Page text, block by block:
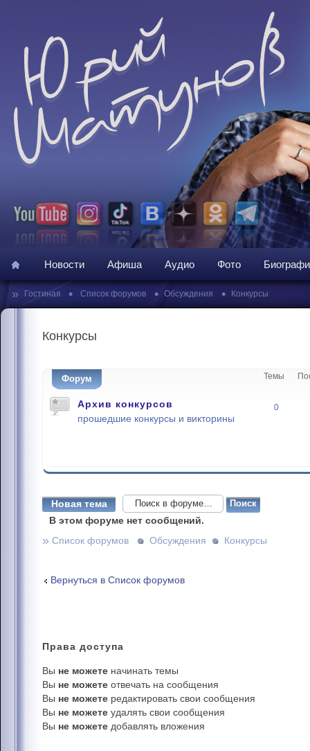
Новости Афиша Аудио Фото
» Гостиная • Список форумов • Обсуждения • Конкурсы
Конкурсы
Форум Темы
Архив конкурсов
прошедшие конкурсы и викторины
0
Новая тема
В этом форуме нет сообщений.
» Список форумов Обсуждения Конкурсы
Вернуться в Список форумов
Права доступа
Вы не можете начинать темы
Вы не можете отвечать на сообщения
Вы не можете редактировать свои сообщения
Вы не можете удалять свои сообщения
Вы не можете добавлять вложения